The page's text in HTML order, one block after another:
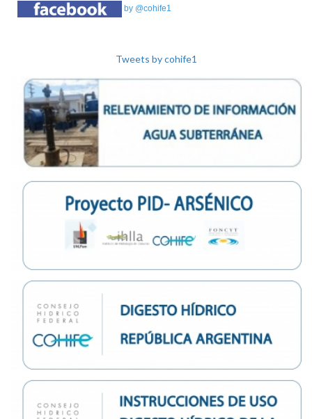
by @cohife1
Tweets by cohife1